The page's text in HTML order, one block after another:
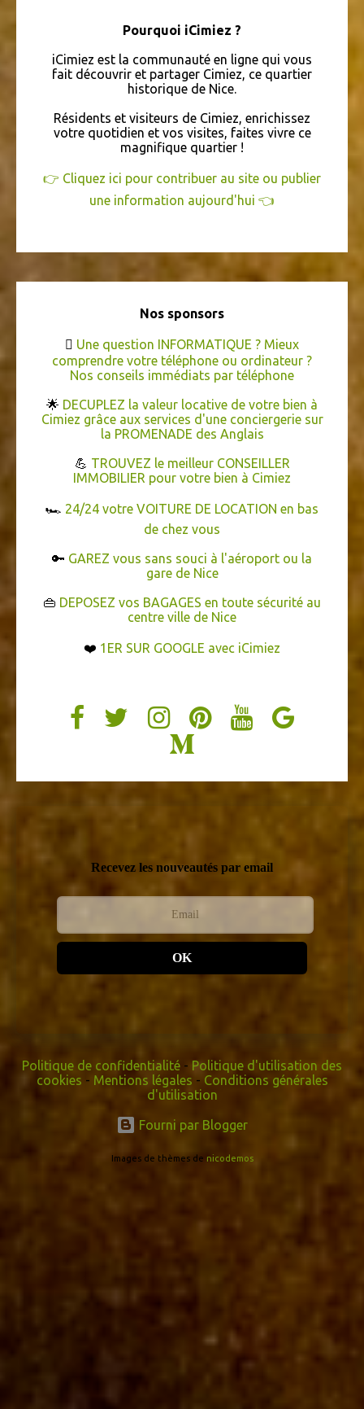
CHANT IMMOBILIER COURSES
ARTISANAT BALLET LEBONCOIN SANTÉ
COMITÉ DE QUARTIER MATISSE FINANCES
SÉNIORS VERNISSAGE ATELIER BIJOUTERIE CARNAVAL
CONCOURS COURS
DÉCORATION DÉPLACEMENTS LOGEMENT VIDÉO
ÉCRITURE
Pourquoi iCimiez ?
iCimiez est la communauté en ligne qui vous
fait découvrir et partager Cimiez, ce quartier
historique de Nice.
Résidents et visiteurs de Cimiez, enrichissez
votre quotidien et vos visites, faites vivre ce
magnifique quartier !
👉 Cliquez ici pour contribuer au site ou publier
une information aujourd'hui 👈
Nos sponsors
 Une question INFORMATIQUE ? Mieux
comprendre votre téléphone ou ordinateur ?
Nos conseils immédiats par téléphone
🌟 DECUPLEZ la valeur locative de votre bien à
Cimiez grâce aux services d'une conciergerie sur
la PROMENADE des Anglais
💪 TROUVEZ le meilleur CONSEILLER
IMMOBILIER pour votre bien à Cimiez
🏎️ 24/24 votre VOITURE DE LOCATION en bas
de chez vous
🔑 GAREZ vous sans souci à l'aéroport ou la
gare de Nice
👜 DEPOSEZ vos BAGAGES en toute sécurité au
centre ville de Nice
❤️ 1ER SUR GOOGLE avec iCimiez
Recevez les nouveautés par email
OK
Politique de confidentialité - Politique d'utilisation des
cookies - Mentions légales - Conditions générales
d'utilisation
Fourni par Blogger
Images de thèmes de nicodemos